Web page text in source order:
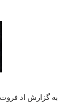
به گزارش اد